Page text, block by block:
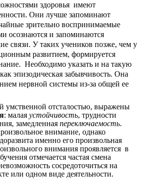
здоровья имеют
Они лучше запоминают
зрительно воспринимаемые
осознаются и запоминаются
связи. У таких учеников позже, чем у
развитием, формируется
Необходимо указать и на такую
эпизодическая забывчивость. Она
нервной системы из-за общей ее
отсталостью, выражены
: малая устойчивость, трудности
замедленная переключаемость.
внимание, однако
именно его произвольная
внимания проявляется в
отмечается частая смена
сосредоточиться на
или одном виде деятельности.